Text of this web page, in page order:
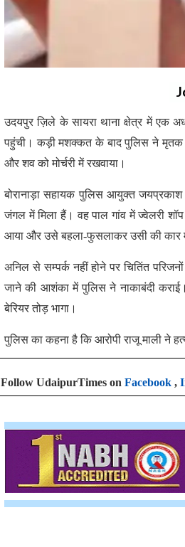
उदयपुर ज़िले के सायरा थाना क्षेत्र में एक
पहुंची। कड़ी मशक्कत के बाद पुलिस ने मृतक
और शव को मोर्चरी में रखवाया।
बोरानाड़ा सहायक पुलिस आयुक्त
जंगल में मिला हैं। वह पाल गांव में ज्वेलरी शॉप
आया और उसे बहला-फुसलाकर उसी की कार
अनिल से सम्पर्क नहीं होने पर चितिंत
जाने की आशंका में पुलिस ने नाकाबंदी
बेरियर तोड़ भागा।
पुलिस का कहना है कि आरोपी राजू माली ने
Follow UdaipurTimes on Facebook ,